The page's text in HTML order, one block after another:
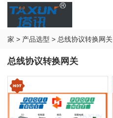
家 > 产品选型 > 总线协议转换网关
总线协议转换网关